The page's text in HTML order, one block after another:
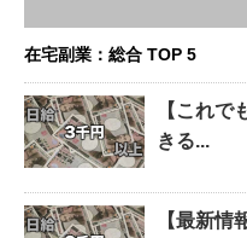
在宅副業：総合 TOP 5
【これで
きる...
【最新情